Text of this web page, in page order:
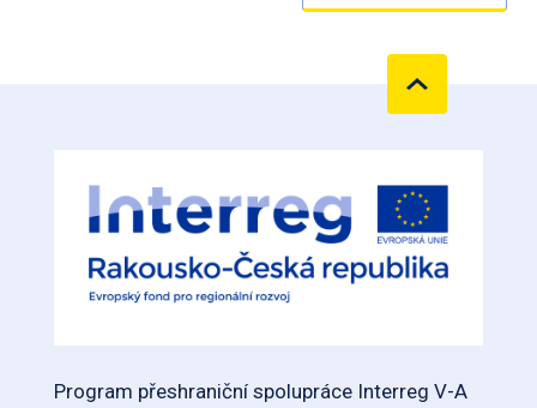
Program přeshraniční spolupráce Interreg V-A